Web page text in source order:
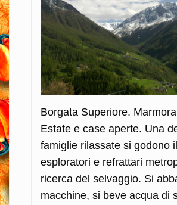
Borgata Superiore.
Estate e case aperte. Una
famiglie rilassate si godono
esploratori e refrattari
ricerca del selvaggio. Si
macchine, si beve acqua di